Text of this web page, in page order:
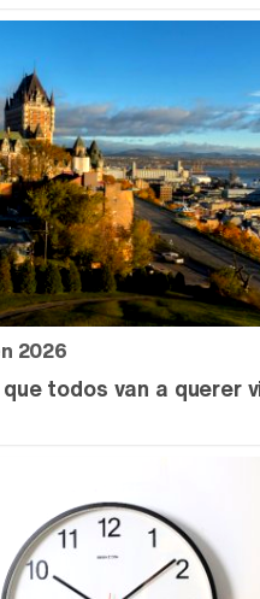
2026
todos van a querer